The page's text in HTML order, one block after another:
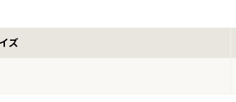
ズ